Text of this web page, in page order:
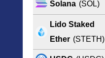
Solana (SOL)
Lido Staked
Ether (STETH)